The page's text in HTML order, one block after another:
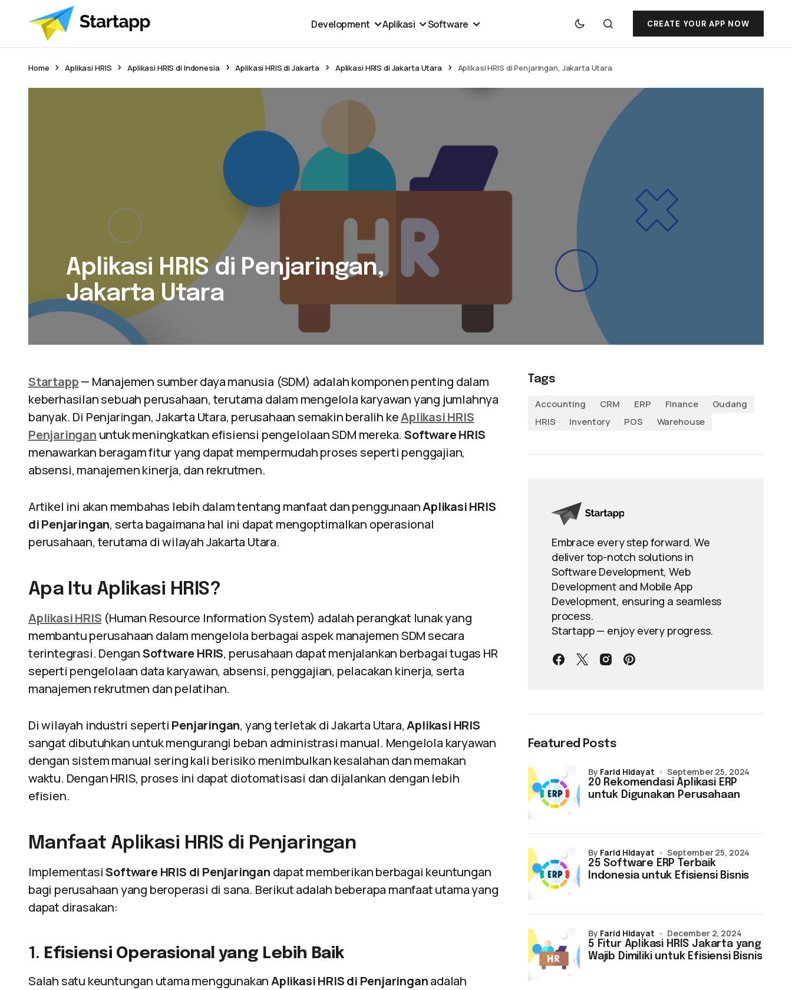
Development Aplikasi Software CREATE YOUR APP NOW
Home Aplikasi HRIS Aplikasi HRIS di Indonesia Aplikasi HRIS di Jakarta Aplikasi HRIS di Jakarta Utara Aplikasi HRIS di Penjaringan, Jakarta Utara
Aplikasi HRIS di Penjaringan,
Jakarta Utara
Startapp— Manajemen sumber daya manusia (SDM) adalah komponen penting dalam
keberhasilan sebuah perusahaan, terutama dalam mengelola karyawan yang jumlahnya
banyak. Di Penjaringan, Jakarta Utara, perusahaan semakin beralih keAplikasi HRIS
Penjaringan untuk meningkatkan efisiensi pengelolaan SDM mereka.Software HRIS
menawarkan beragam fitur yang dapat mempermudah proses seperti penggajian,
absensi, manajemen kinerja, dan rekrutmen.
Artikel ini akan membahas lebih dalam tentang manfaat dan penggunaanAplikasi HRIS
di Penjaringan, serta bagaimana hal ini dapat mengoptimalkan operasional
perusahaan, terutama di wilayah Jakarta Utara.
Apa Itu Aplikasi HRIS?
Aplikasi HRIS (Human Resource Information System) adalah perangkat lunak yang
membantu perusahaan dalam mengelola berbagai aspek manajemen SDM secara
terintegrasi. DenganSoftware HRIS, perusahaan dapat menjalankan berbagai tugas HR
seperti pengelolaan data karyawan, absensi, penggajian, pelacakan kinerja, serta
manajemen rekrutmen dan pelatihan.
Di wilayah industri seperti Penjaringan, yang terletak di Jakarta Utara,Aplikasi HRIS
sangat dibutuhkan untuk mengurangi beban administrasi manual. Mengelola karyawan
dengan sistem manual sering kali berisiko menimbulkan kesalahan dan memakan
waktu. Dengan HRIS, proses ini dapat diotomatisasi dan dijalankan dengan lebih
efisien.
Manfaat Aplikasi HRIS di Penjaringan
ImplementasiSoftware HRIS di Penjaringan dapat memberikan berbagai keuntungan
bagi perusahaan yang beroperasi di sana. Berikut adalah beberapa manfaat utama yang
dapat dirasakan:
1. Efisiensi Operasional yang Lebih Baik
Salah satu keuntungan utama menggunakanAplikasi HRIS di Penjaringanadalah
Tags
Accounting
CRM ERP Finance
Gudang
HRIS
Inventory POS Warehouse
Embrace every step forward. We
deliver top-notch solutions in
Software Development, Web
Development and Mobile App
Development, ensuring a seamless
process.
Startapp — enjoy every progress.
Featured Posts
20 Rekomendasi Aplikasi ERP
untuk Digunakan Perusahaan
by Farid Hidayat September 25, 2024
25 Software ERP Terbaik
Indonesia untuk Efisiensi Bisnis
by Farid Hidayat September 25, 2024
5 Fitur Aplikasi HRIS Jakarta yang
Wajib Dimiliki untuk Efisiensi Bisnis
by Farid Hidayat December 2, 2024